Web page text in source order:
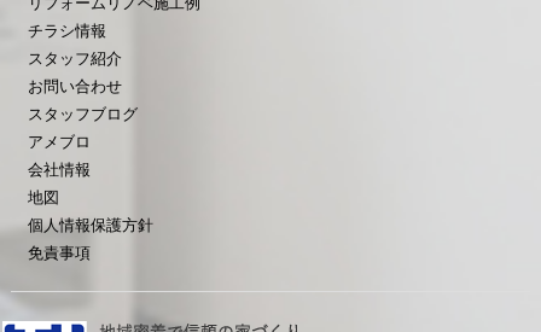
チラシ情報
スタッフ紹介
お問い合わせ
スタッフブログ
アメブロ
会社情報
地図
個人情報保護方針
免責事項